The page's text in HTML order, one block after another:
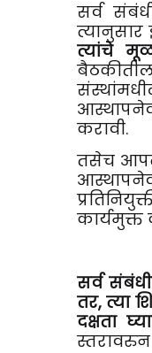
सर्व
त्यानुसार
त्यांचे
करावी.
तसेच
कार्यमुक्त
सर्व
तर, त्या
दक्षता